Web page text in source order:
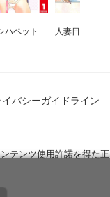
ワタシハペット カラー版
バシーガイドライン
テンツ使用許諾を得た正